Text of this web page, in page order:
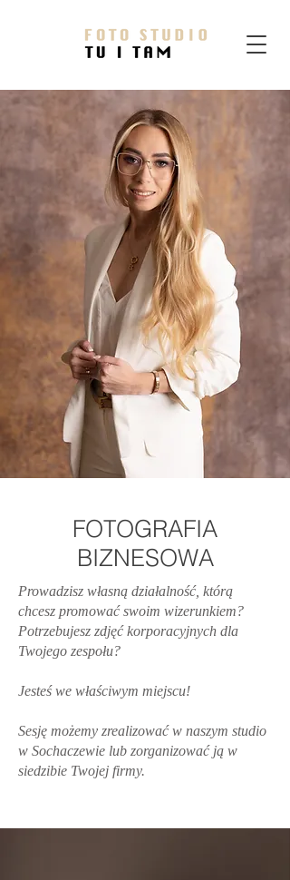
FOTOGRAFIA
BIZNESOWA
Prowadzisz własną działalność, którą
chcesz promować swoim wizerunkiem?
Potrzebujesz zdjęć korporacyjnych dla
Twojego zespołu?
Jesteś we właściwym miejscu!
Sesję możemy zrealizować w naszym studio
w Sochaczewie lub zorganizować ją w
siedzibie Twojej firmy.